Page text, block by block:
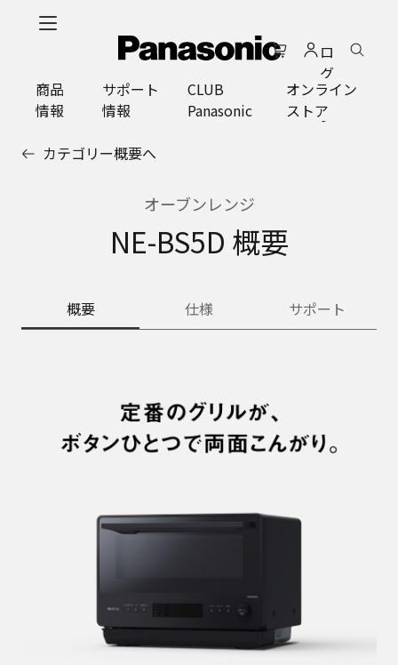
ロ
グ
イ
ン
商品
情報
サポート
情報
CLUB
Panasonic
オンライン
ストア
カテゴリー概要へ
オーブンレンジ
NE-BS5D 概要
概要 仕様 サポート